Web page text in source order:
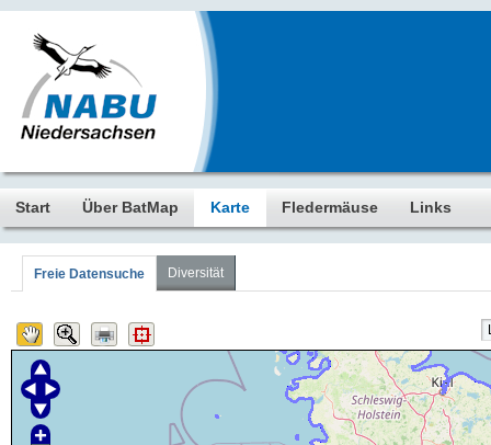
Start Über BatMap Karte Fledermäuse Links
Freie Datensuche Diversität